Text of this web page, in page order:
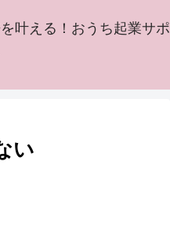
叶える！おうち起業サポ
い